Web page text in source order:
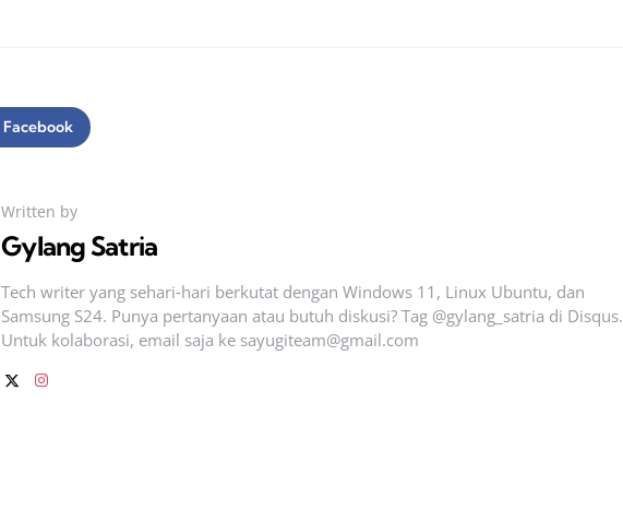
Facebook
Written by
Gylang Satria
Tech writer yang sehari‑hari berkutat dengan Windows 11, Linux Ubuntu, dan
Samsung S24. Punya pertanyaan atau butuh diskusi? Tag @gylang_satria di Disqus.
Untuk kolaborasi, email saja ke sayugiteam@gmail.com